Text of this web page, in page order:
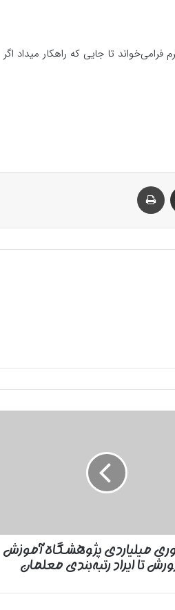
تا جایی که راهکار میداد اگر
اشتراک گذاری با ایمیل
میلیاردی پژوهشگاه آموزش
تا ایراد رتبه‌بندی معلمان